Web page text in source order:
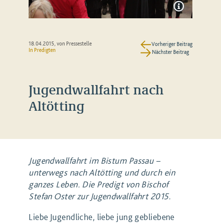
18.04.2015, von Pressestelle
In Predigten
Vorheriger Beitrag
Nächster Beitrag
Jugendwallfahrt nach
Altötting
Jugendwallfahrt im Bistum Passau –
unterwegs nach Altötting und durch ein
ganzes Leben. Die Predigt von Bischof
Stefan Oster zur Jugendwallfahrt 2015.
Liebe Jugendliche, liebe jung gebliebene